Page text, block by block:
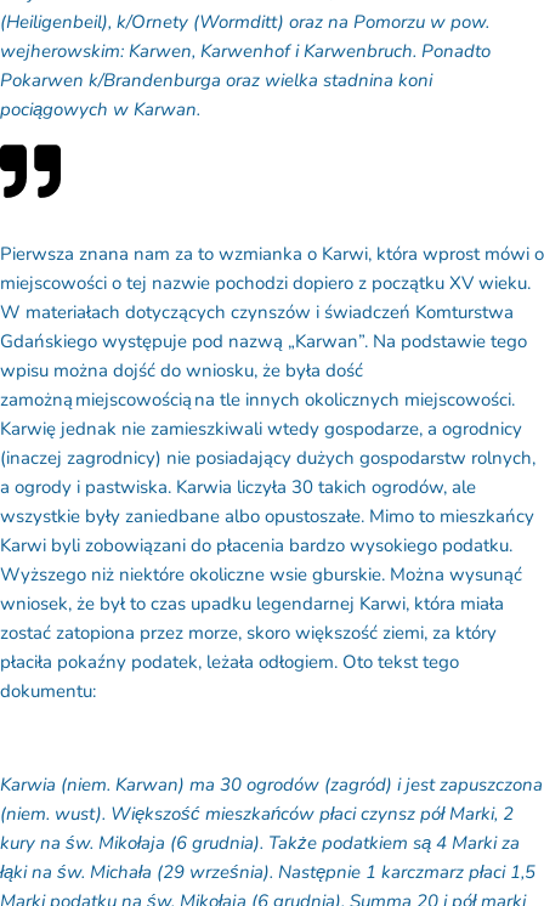
(Heiligenbeil), k/Ornety (Wormditt) oraz na Pomorzu w pow.
wejherowskim: Karwen, Karwenhof i Karwenbruch. Ponadto
Pokarwen k/Brandenburga oraz wielka stadnina koni
pociągowych w Karwan.
Pierwsza znana nam za to wzmianka o Karwi, która wprost mówi o
miejscowości o tej nazwie pochodzi dopiero z początku XV wieku.
W materiałach dotyczących czynszów i świadczeń Komturstwa
Gdańskiego występuje pod nazwą „Karwan”. Na podstawie tego
wpisu można dojść do wniosku, że była dość
zamożną miejscowością na tle innych okolicznych miejscowości.
Karwię jednak nie zamieszkiwali wtedy gospodarze, a ogrodnicy
(inaczej zagrodnicy) nie posiadający dużych gospodarstw rolnych,
a ogrody i pastwiska. Karwia liczyła 30 takich ogrodów, ale
wszystkie były zaniedbane albo opustoszałe. Mimo to mieszkańcy
Karwi byli zobowiązani do płacenia bardzo wysokiego podatku.
Wyższego niż niektóre okoliczne wsie gburskie. Można wysunąć
wniosek, że był to czas upadku legendarnej Karwi, która miała
zostać zatopiona przez morze, skoro większość ziemi, za który
płaciła pokaźny podatek, leżała odłogiem. Oto tekst tego
dokumentu:
Karwia (niem. Karwan) ma 30 ogrodów (zagród) i jest zapuszczona
(niem. wust). Większość mieszkańców płaci czynsz pół Marki, 2
kury na św. Mikołaja (6 grudnia). Także podatkiem są 4 Marki za
łąki na św. Michała (29 września). Następnie 1 karczmarz płaci 1,5
Marki podatku na św. Mikołaja (6 grudnia). Summa 20 i pół marki